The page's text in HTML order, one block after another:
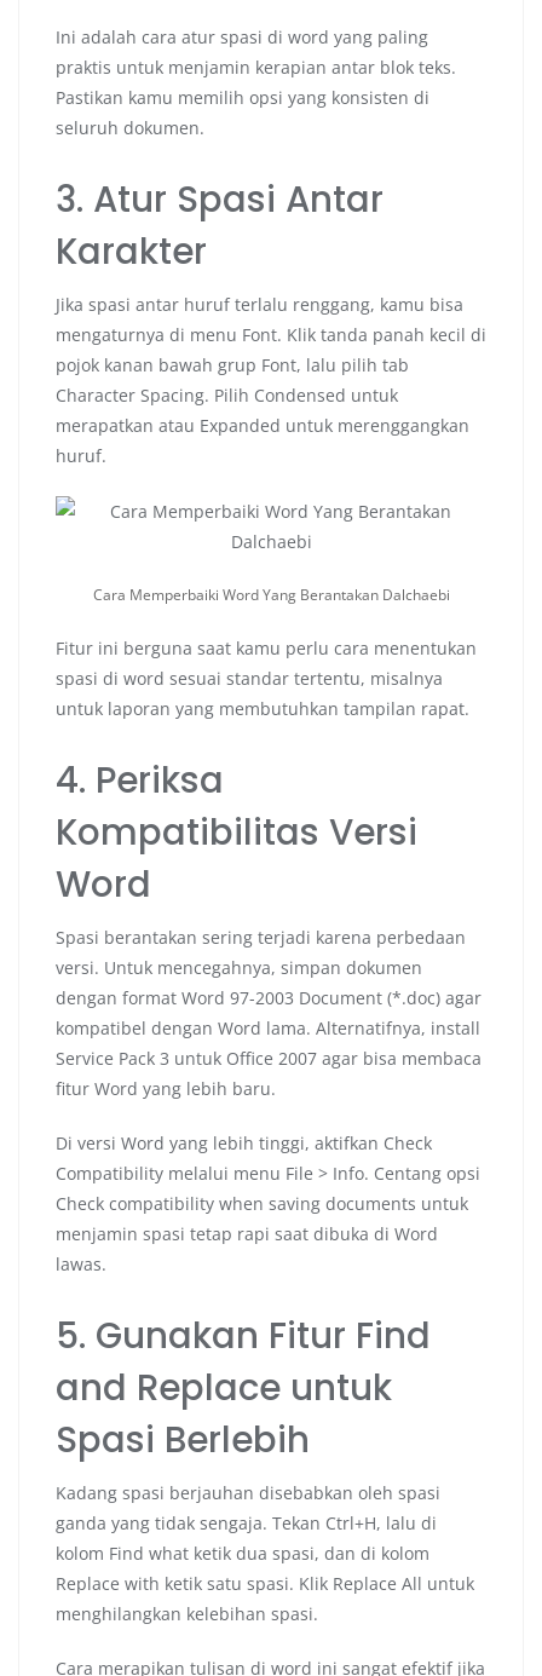
Ini adalah cara atur spasi di word yang paling
praktis untuk menjamin kerapian antar blok teks.
Pastikan kamu memilih opsi yang konsisten di
seluruh dokumen.
3. Atur Spasi Antar
Karakter
Jika spasi antar huruf terlalu renggang, kamu bisa
mengaturnya di menu Font. Klik tanda panah kecil di
pojok kanan bawah grup Font, lalu pilih tab
Character Spacing. Pilih Condensed untuk
merapatkan atau Expanded untuk merenggangkan
huruf.
Cara Memperbaiki Word Yang Berantakan Dalchaebi
Fitur ini berguna saat kamu perlu cara menentukan
spasi di word sesuai standar tertentu, misalnya
untuk laporan yang membutuhkan tampilan rapat.
4. Periksa
Kompatibilitas Versi
Word
Spasi berantakan sering terjadi karena perbedaan
versi. Untuk mencegahnya, simpan dokumen
dengan format Word 97-2003 Document (*.doc) agar
kompatibel dengan Word lama. Alternatifnya, install
Service Pack 3 untuk Office 2007 agar bisa membaca
fitur Word yang lebih baru.
Di versi Word yang lebih tinggi, aktifkan Check
Compatibility melalui menu File > Info. Centang opsi
Check compatibility when saving documents untuk
menjamin spasi tetap rapi saat dibuka di Word
lawas.
5. Gunakan Fitur Find
and Replace untuk
Spasi Berlebih
Kadang spasi berjauhan disebabkan oleh spasi
ganda yang tidak sengaja. Tekan Ctrl+H, lalu di
kolom Find what ketik dua spasi, dan di kolom
Replace with ketik satu spasi. Klik Replace All untuk
menghilangkan kelebihan spasi.
Cara merapikan tulisan di word ini sangat efektif jika